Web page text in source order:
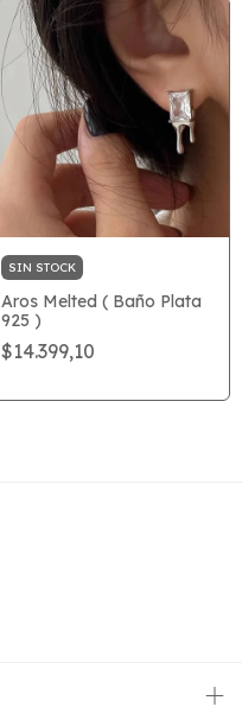
SIN STOCK
Aros Melted ( Baño Plata
925 )
$14.399,10